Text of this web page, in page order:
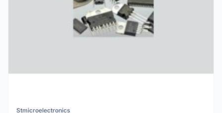
Stmicroelectronics